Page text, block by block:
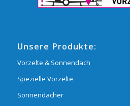
Unsere Produkte:
Vorzelte & Sonnendach
Spezielle Vorzelte
Sonnendächer